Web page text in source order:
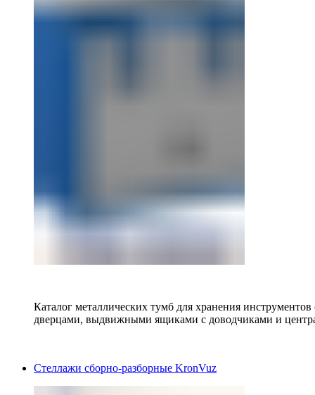
Каталог металлических тумб для хранения
дверцами, выдвижными ящиками с доводчиками и
Стеллажи сборно-разборные KronVuz